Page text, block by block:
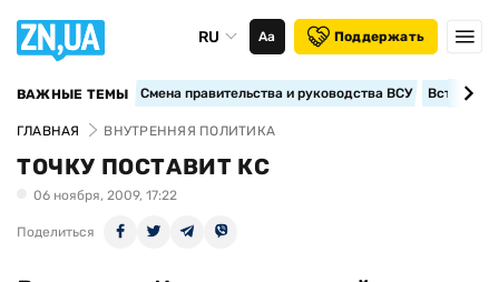
RU Аа Поддержать
ВАЖНЫЕ ТЕМЫ Смена правительства и руководства ВСУ
ГЛАВНАЯ ВНУТРЕННЯЯ ПОЛИТИКА
ТОЧКУ ПОСТАВИТ КС
06 ноября, 2009, 17:22
Поделиться